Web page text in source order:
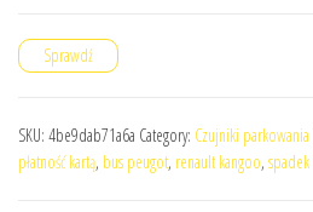
Sprawdź
SKU: 4be9dab71a6a Category: Czujniki parkowania
płatność kartą, bus peugot, renault kangoo, spadek